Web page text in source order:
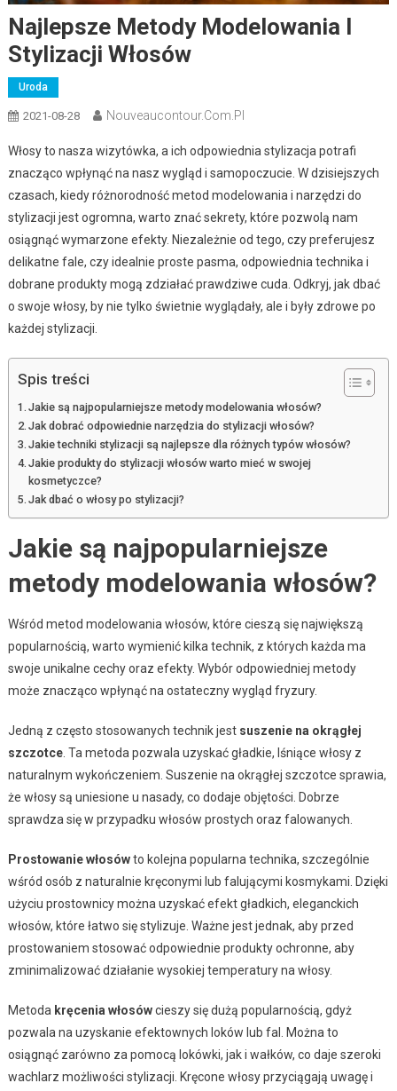
Najlepsze Metody Modelowania I
Stylizacji Włosów
Uroda
2021-08-28 Nouveaucontour.com.pl
Włosy to nasza wizytówka, a ich odpowiednia stylizacja potrafi
znacząco wpłynąć na nasz wygląd i samopoczucie. W dzisiejszych
czasach, kiedy różnorodność metod modelowania i narzędzi do
stylizacji jest ogromna, warto znać sekrety, które pozwolą nam
osiągnąć wymarzone efekty. Niezależnie od tego, czy preferujesz
delikatne fale, czy idealnie proste pasma, odpowiednia technika i
dobrane produkty mogą zdziałać prawdziwe cuda. Odkryj, jak dbać
o swoje włosy, by nie tylko świetnie wyglądały, ale i były zdrowe po
każdej stylizacji.
Spis treści
Jakie są najpopularniejsze metody modelowania włosów?
Jak dobrać odpowiednie narzędzia do stylizacji włosów?
Jakie techniki stylizacji są najlepsze dla różnych typów włosów?
Jakie produkty do stylizacji włosów warto mieć w swojej
kosmetyczce?
Jak dbać o włosy po stylizacji?
Jakie są najpopularniejsze
metody modelowania włosów?
Wśród metod modelowania włosów, które cieszą się największą
popularnością, warto wymienić kilka technik, z których każda ma
swoje unikalne cechy oraz efekty. Wybór odpowiedniej metody
może znacząco wpłynąć na ostateczny wygląd fryzury.
Jedną z często stosowanych technik jest suszenie na okrągłej
szczotce. Ta metoda pozwala uzyskać gładkie, lśniące włosy z
naturalnym wykończeniem. Suszenie na okrągłej szczotce sprawia,
że włosy są uniesione u nasady, co dodaje objętości. Dobrze
sprawdza się w przypadku włosów prostych oraz falowanych.
Prostowanie włosówto kolejna popularna technika, szczególnie
wśród osób z naturalnie kręconymi lub falującymi kosmykami. Dzięki
użyciu prostownicy można uzyskać efekt gładkich, eleganckich
włosów, które łatwo się stylizuje. Ważne jest jednak, aby przed
prostowaniem stosować odpowiednie produkty ochronne, aby
zminimalizować działanie wysokiej temperatury na włosy.
Metoda kręcenia włosówcieszy się dużą popularnością, gdyż
pozwala na uzyskanie efektownych loków lub fal. Można to
osiągnąć zarówno za pomocą lokówki, jak i wałków, co daje szeroki
wachlarz możliwości stylizacji. Kręcone włosy przyciągają uwagę i